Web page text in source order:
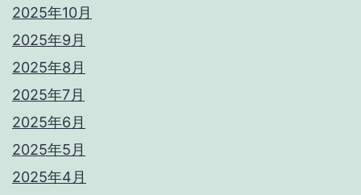
2025年10月
2025年9月
2025年8月
2025年7月
2025年6月
2025年5月
2025年4月